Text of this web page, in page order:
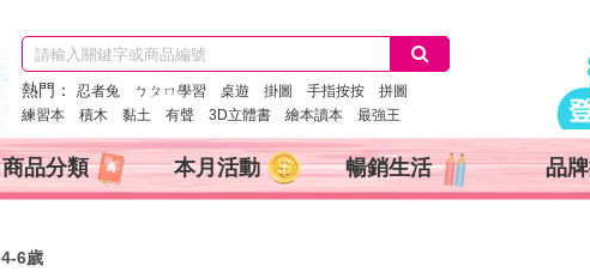
熱門： 忍者兔 ㄅㄆㄇ學習 桌遊 掛圖 手指按按 拼圖
練習本 積木 黏土 有聲 3D立體書 繪本讀本 最強王
商品分類 本月活動 暢銷生活 品
4-6歲